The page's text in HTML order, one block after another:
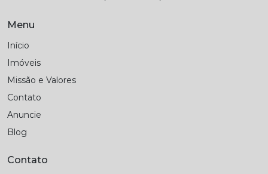
Menu
Início
Imóveis
Missão e Valores
Contato
Anuncie
Blog
Contato